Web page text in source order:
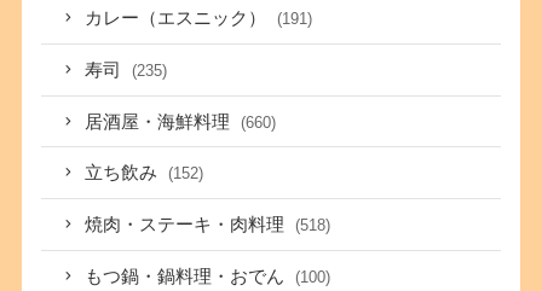
カレー（エスニック） (191)
寿司 (235)
居酒屋・海鮮料理 (660)
立ち飲み (152)
焼肉・ステーキ・肉料理 (518)
もつ鍋・鍋料理・おでん (100)